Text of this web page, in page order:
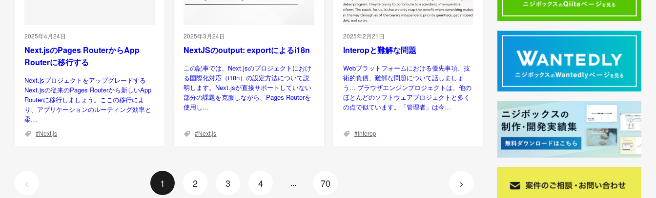
2025年4月24日
Next.jsのPages RouterからApp
Routerに移行する
Next.jsプロジェクトをアップグレードする
Next.jsの従来のPages Routerから新しいApp
Routerに移行しましょう。ここの移行によ
り、アプリケーションのルーティング効率と
柔…
Next.js
2025年3月24日
NextJSのoutput: exportによるi18n
この記事では、Next.jsのプロジェクトにおけ
る国際化対応（i18n）の設定方法について説
明します。Next.jsが直接サポートしていない
部分の課題を克服しながら、Pages Routerを
使用し…
Next.js
2025年2月21日
Interopと難解な問題
Webプラットフォームにおける優先事項、技
術的負債、難解な問題について話しましょ
う... ブラウザエンジンプロジェクトは、他の
ほとんどのソフトウェアプロジェクトと多く
の点で似ています。「管理者」は今…
Interop
< 1 2 3 4 ... 70 >